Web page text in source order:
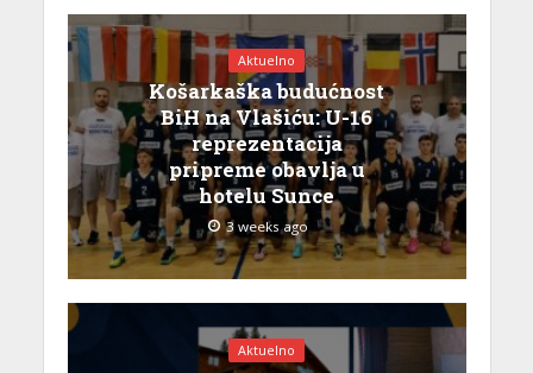
Aktuelno
Košarkaška budućnost
BiH na Vlašiću: U-16
reprezentacija
pripreme obavlja u
hotelu Sunce
3 weeks ago
Aktuelno